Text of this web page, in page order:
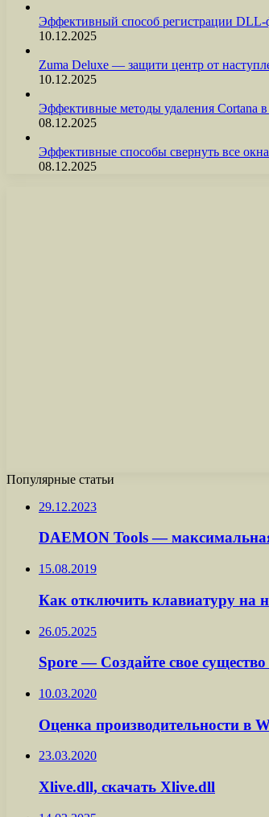
Эффективный способ регистрации
10.12.2025
Zuma Deluxe — защити центр от
10.12.2025
Эффективные методы удаления Cortana
08.12.2025
Эффективные способы свернуть все
08.12.2025
Популярные статьи
29.12.2023
DAEMON Tools —
15.08.2019
Как отключить клавиатуру на
26.05.2025
Spore — Создайте свое
10.03.2020
Оценка производительности в
23.03.2020
Xlive.dll, скачать Xlive.dll